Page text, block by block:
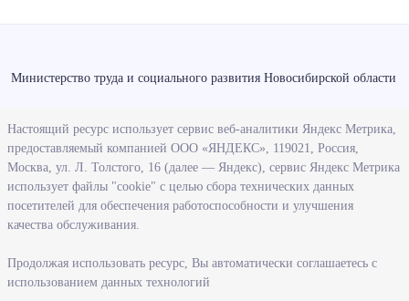
Министерство труда и социального развития Новосибирской области
О ведомстве
Деятельность министерства труда и социального развития
Новосибирской области
Контрольно-надзорная деятельность министерства
Государственные программы, реализуемые министерством
Службы и учреждения, подведомственные министерству
Поступление на государственную гражданскую службу
Настоящий ресурс использует сервис веб-аналитики Яндекс Метрика,
предоставляемый компанией ООО «ЯНДЕКС», 119021, Россия,
Москва, ул. Л. Толстого, 16 (далее — Яндекс), сервис Яндекс Метрика
использует файлы "cookie" с целью сбора технических данных
посетителей для обеспечения работоспособности и улучшения
качества обслуживания.
Продолжая использовать ресурс, Вы автоматически соглашаетесь с
использованием данных технологий